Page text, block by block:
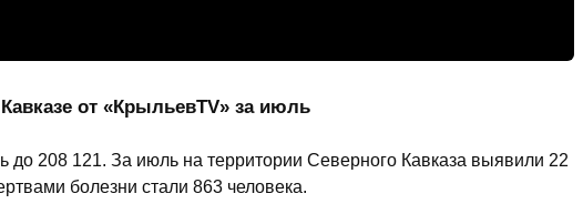
от «КрыльевТV» за июль
208 121. За июль на территории Северного Кавказа выявили 22
болезни стали 863 человека.